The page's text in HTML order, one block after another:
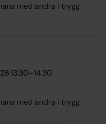
med andra i trygg
·13.30–14.30
med andra i trygg